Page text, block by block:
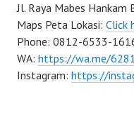
Jl. Raya Mabes Hankam
Maps Peta Lokasi: Click
Phone: 0812-6533-
WA: https://wa.me/
Instagram: https://